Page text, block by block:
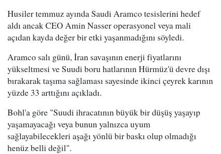
Husiler temmuz ayında Saudi Aramco tesislerini hedef
aldı ancak CEO Amin Nasser operasyonel veya mali
açıdan kayda değer bir etki yaşanmadığını söyledi.
Aramco salı günü, İran savaşının enerji fiyatlarını
yükseltmesi ve Suudi boru hatlarının Hürmüz'ü devre dışı
bırakarak taşıma sağlaması sayesinde ikinci çeyrek karının
yüzde 33 arttığını açıkladı.
Bohl'a göre "Suudi ihracatının büyük bir düşüş yaşayıp
yaşamayacağı veya bunun yalnızca uyum
sağlayabilecekleri aşağı yönlü bir baskı olup olmadığı
henüz belli değil".